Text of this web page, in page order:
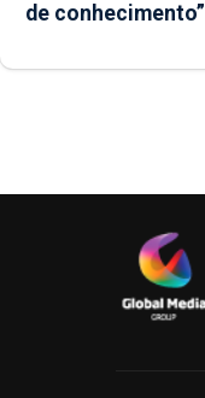
de conhecimento”